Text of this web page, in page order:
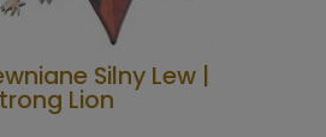
Silny Lew |
Lion